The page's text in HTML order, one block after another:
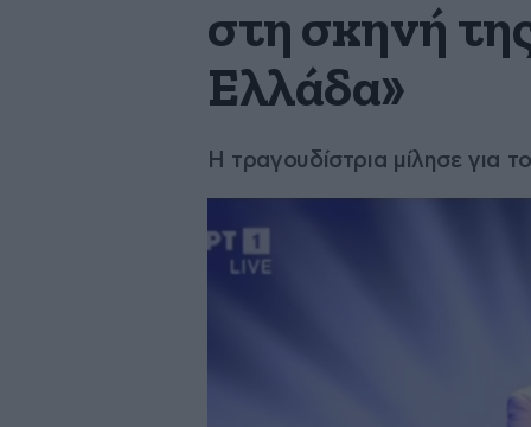
στη σκηνή
Ελλάδα»
Η τραγουδίστρια μίλησε για